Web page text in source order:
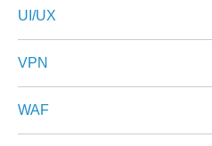
UI/UX
VPN
WAF